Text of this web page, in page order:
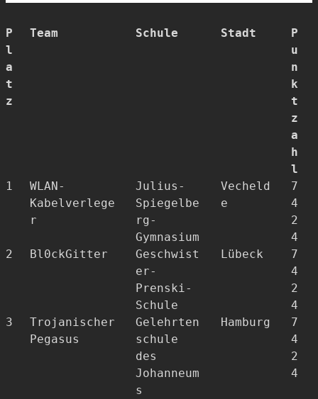
P
l
a
t
z
Team Schule Stadt
P
u
n
k
t
z
a
h
l
1
WLAN-
Kabelverlege
r
Julius-
Spiegelbe
rg-
Gymnasium
Vecheld
e
7
4
2
4
2
Bl0ckGitter
Geschwist
er-
Prenski-
Schule
Lübeck
7
4
2
4
3
Trojanischer
Pegasus
Gelehrten
schule
des
Johanneum
s
Hamburg
7
4
2
4